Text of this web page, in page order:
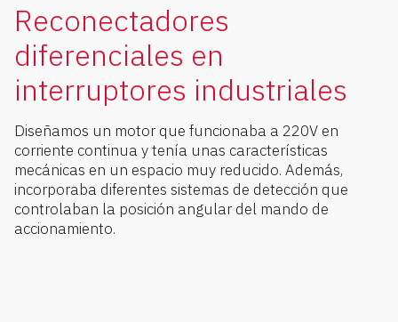
Reconectadores
diferenciales en
interruptores industriales
Diseñamos un motor que funcionaba a 220V en
corriente continua y tenía unas características
mecánicas en un espacio muy reducido. Además,
incorporaba diferentes sistemas de detección que
controlaban la posición angular del mando de
accionamiento.